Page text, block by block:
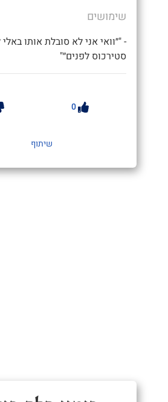
שימושים
- "״וואי אני לא סובלת אותו
סטירכוס לפנים״"
0
שיתוף